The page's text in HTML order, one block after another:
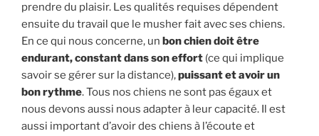
prendre du plaisir. Les qualités requises dépendent
ensuite du travail que le musher fait avec ses chiens.
En ce qui nous concerne, un bon chien doit être
endurant, constant dans son effort (ce qui implique
savoir se gérer sur la distance),puissant et avoir un
bon rythme. Tous nos chiens ne sont pas égaux et
nous devons aussi nous adapter à leur capacité. Il est
aussi important d’avoir des chiens à l’écoute et